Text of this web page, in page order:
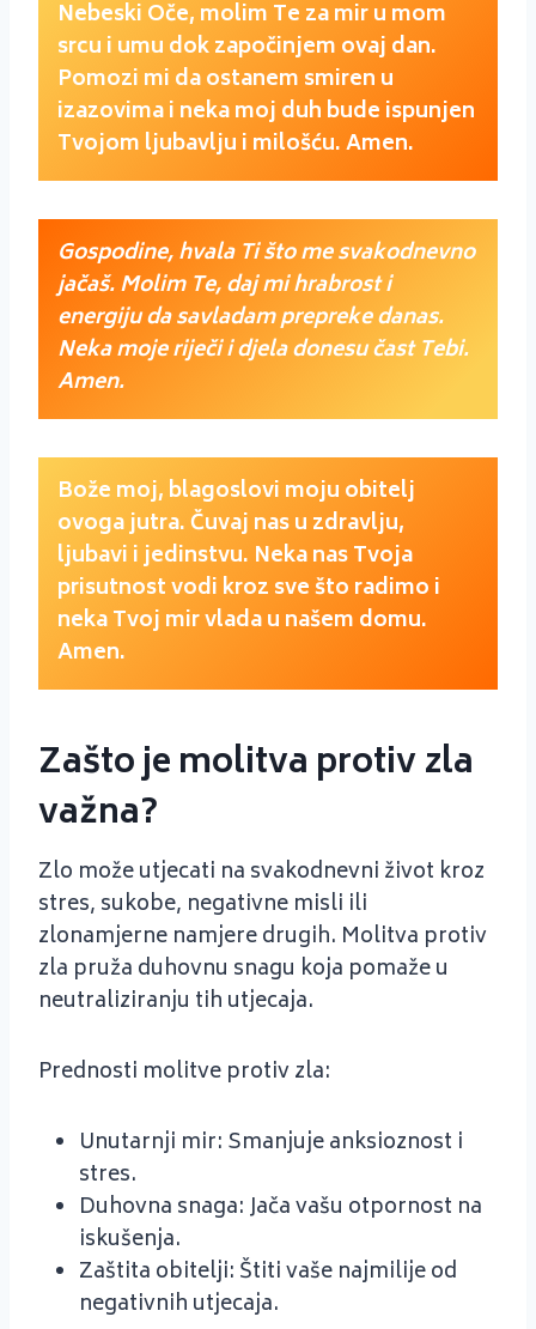
Nebeski Oče, molim Te za mir u mom
srcu i umu dok započinjem ovaj dan.
Pomozi mi da ostanem smiren u
izazovima i neka moj duh bude ispunjen
Tvojom ljubavlju i milošću. Amen.
Gospodine, hvala Ti što me svakodnevno
jačaš. Molim Te, daj mi hrabrost i
energiju da savladam prepreke danas.
Neka moje riječi i djela donesu čast Tebi.
Amen.
Bože moj, blagoslovi moju obitelj
ovoga jutra. Čuvaj nas u zdravlju,
ljubavi i jedinstvu. Neka nas Tvoja
prisutnost vodi kroz sve što radimo i
neka Tvoj mir vlada u našem domu.
Amen.
Zašto je molitva protiv zla
važna?
Zlo može utjecati na svakodnevni život kroz
stres, sukobe, negativne misli ili
zlonamjerne namjere drugih. Molitva protiv
zla pruža duhovnu snagu koja pomaže u
neutraliziranju tih utjecaja.
Prednosti molitve protiv zla:
Unutarnji mir: Smanjuje anksioznost i
stres.
Duhovna snaga: Jača vašu otpornost na
iskušenja.
Zaštita obitelji: Štiti vaše najmilije od
negativnih utjecaja.